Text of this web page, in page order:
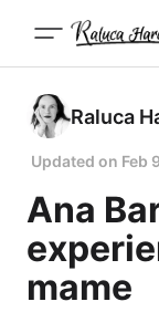
Raluca
Updated on Feb
Ana
mame